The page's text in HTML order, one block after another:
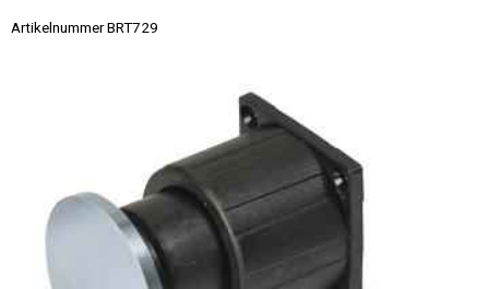
Service & Onderhoud
Werken bij Hertek
Artikelnummer BRT729